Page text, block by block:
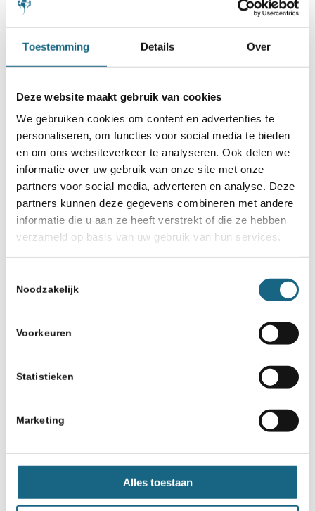
Toestemming Details Over
Deze website maakt gebruik van cookies
We gebruiken cookies om content en advertenties te
personaliseren, om functies voor social media te bieden
en om ons websiteverkeer te analyseren. Ook delen we
informatie over uw gebruik van onze site met onze
partners voor social media, adverteren en analyse. Deze
partners kunnen deze gegevens combineren met andere
informatie die u aan ze heeft verstrekt of die ze hebben
verzameld op basis van uw gebruik van hun services.
Noodzakelijk
Voorkeuren
Statistieken
Marketing
Alles toestaan